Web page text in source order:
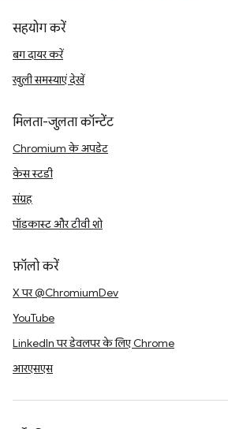
सहयोग करें
बग दायर करें
खुली समस्याएं देखें
मिलता-जुलता कॉन्टेंट
Chromium के अपडेट
केस स्टडी
संग्रह
पॉडकास्ट और टीवी शो
फ़ॉलो करें
X पर @ChromiumDev
YouTube
LinkedIn पर डेवलपर के लिए Chrome
आरएसएस